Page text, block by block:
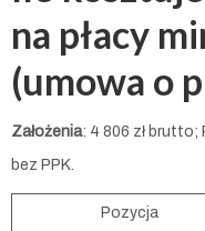
na płacy
(umowa o
Założenia: 4 806 zł brutto;
bez PPK.
Pozycja